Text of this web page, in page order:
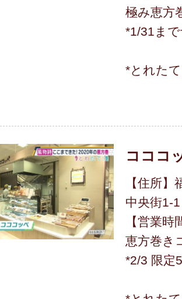
極み恵方
*1/31ま
*とれた
コココ
【住所
中央街1-
【営業
恵方巻き
*2/3 限定